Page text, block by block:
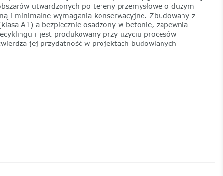
utwardzonych po tereny przemysłowe o dużym
i minimalne wymagania konserwacyjne. Zbudowany z
A1) a bezpiecznie osadzony w betonie, zapewnia
i jest produkowany przy użyciu procesów
jej przydatność w projektach budowlanych